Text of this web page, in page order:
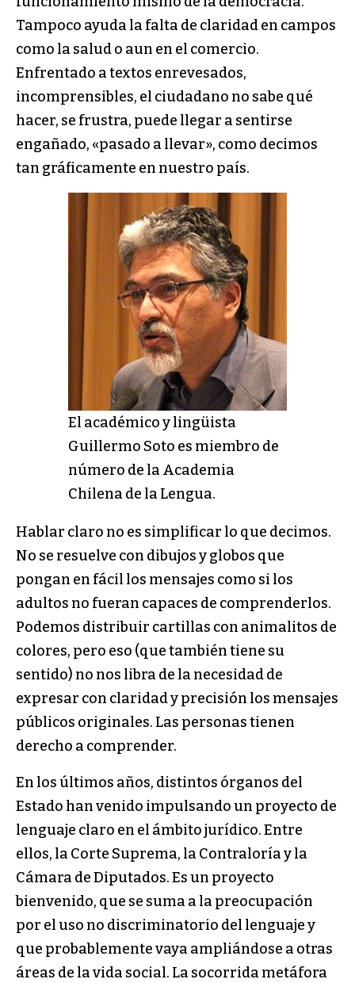
Tampoco ayuda la falta de claridad en campos
como la salud o aun en el comercio.
Enfrentado a textos enrevesados,
incomprensibles, el ciudadano no sabe qué
hacer, se frustra, puede llegar a sentirse
engañado, «pasado a llevar», como decimos
tan gráficamente en nuestro país.
El académico y lingüista
Guillermo Soto es miembro de
número de la Academia
Chilena de la Lengua.
Hablar claro no es simplificar lo que decimos.
No se resuelve con dibujos y globos que
pongan en fácil los mensajes como si los
adultos no fueran capaces de comprenderlos.
Podemos distribuir cartillas con animalitos de
colores, pero eso (que también tiene su
sentido) no nos libra de la necesidad de
expresar con claridad y precisión los mensajes
públicos originales. Las personas tienen
derecho a comprender.
En los últimos años, distintos órganos del
Estado han venido impulsando un proyecto de
lenguaje claro en el ámbito jurídico. Entre
ellos, la Corte Suprema, la Contraloría y la
Cámara de Diputados. Es un proyecto
bienvenido, que se suma a la preocupación
por el uso no discriminatorio del lenguaje y
que probablemente vaya ampliándose a otras
áreas de la vida social. La socorrida metáfora